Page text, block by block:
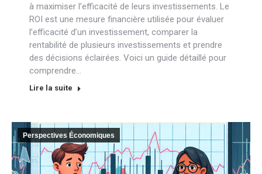
à maximiser l’efficacité de leurs investissements. Le
ROI est une mesure financière utilisée pour évaluer
l’efficacité d’un investissement, comparer la
rentabilité de plusieurs investissements et prendre
des décisions éclairées. Voici un guide détaillé pour
comprendre…
Lire la suite
Perspectives Économiques